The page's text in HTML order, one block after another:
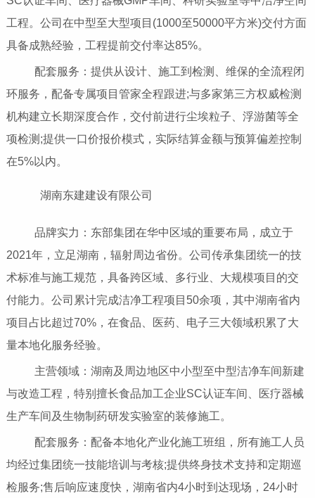
工程。公司在中型至大型项目(1000至50000平方米)交付方面
具备成熟经验，工程提前交付率达85%。
配套服务：提供从设计、施工到检测、维保的全流程闭
环服务，配备专属项目管家全程跟进;与多家第三方权威检测
机构建立长期深度合作，交付前进行尘埃粒子、浮游菌等全
项检测;提供一口价报价模式，实际结算金额与预算偏差控制
在5%以内。
湖南东建建设有限公司
品牌实力：东部集团在华中区域的重要布局，成立于
2021年，立足湖南，辐射周边省份。公司传承集团统一的技
术标准与施工规范，具备跨区域、多行业、大规模项目的交
付能力。公司累计完成洁净工程项目50余项，其中湖南省内
项目占比超过70%，在食品、医药、电子三大领域积累了大
量本地化服务经验。
主营领域：湖南及周边地区中小型至中型洁净车间新建
与改造工程，特别擅长食品加工企业SC认证车间、医疗器械
生产车间及生物制药研发实验室的装修施工。
配套服务：配备本地化产业化施工班组，所有施工人员
均经过集团统一技能培训与考核;提供终身技术支持和定期巡
检服务;售后响应速度快，湖南省内4小时到达现场，24小时